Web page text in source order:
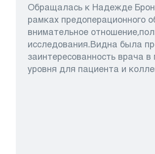
Обращалась к Надежде
рамках предоперационного
внимательное
исследования.Видна была
заинтересованность врача
уровня для пациента и